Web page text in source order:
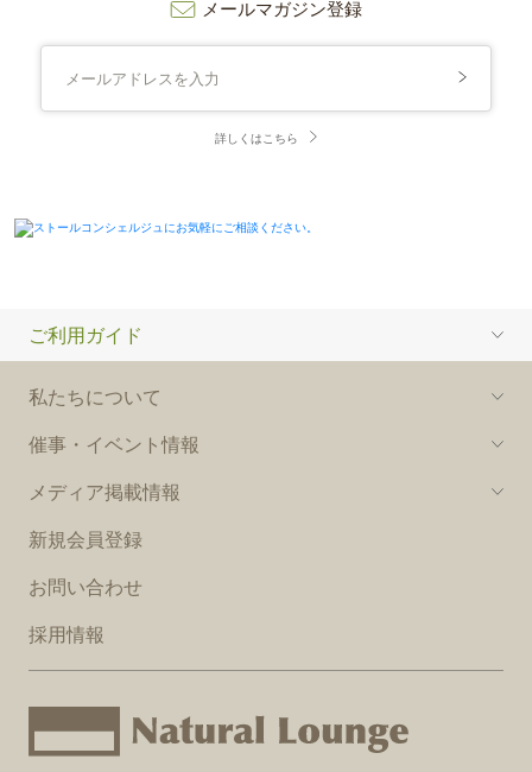
メールマガジン登録
詳しくはこちら
ご利用ガイド
私たちについて
催事・イベント情報
メディア掲載情報
新規会員登録
お問い合わせ
採用情報